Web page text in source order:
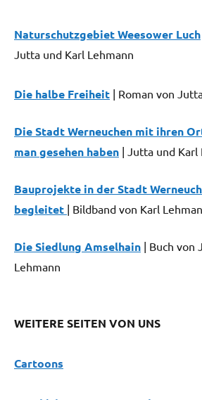
Neues
aus der
Wirtschaft
Naturschutzgebiet Weesower Luch
Jutta und Karl Lehmann
Die halbe Freiheit | Roman von
Die Stadt Werneuchen mit ihren
man gesehen haben | Jutta und Karl
Bauprojekte in der Stadt
begleitet | Bildband von Karl
Die Siedlung Amselhain | Buch von
Lehmann
WEITERE SEITEN VON UNS
Cartoons